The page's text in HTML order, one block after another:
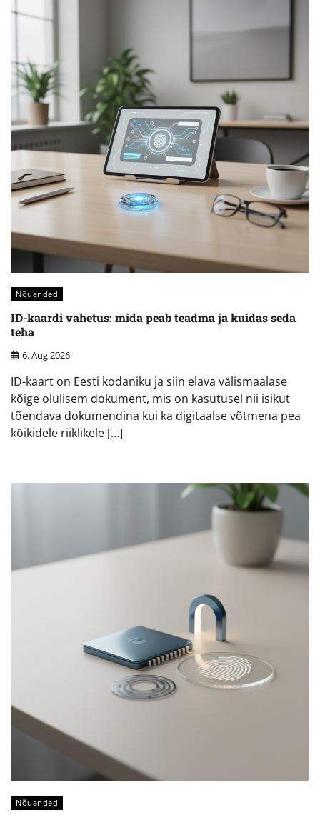
Nõuanded
ID-kaardi vahetus: mida peab teadma ja kuidas seda
teha
6. Aug 2026
ID-kaart on Eesti kodaniku ja siin elava välismaalase
kõige olulisem dokument, mis on kasutusel nii isikut
tõendava dokumendina kui ka digitaalse võtmena pea
kõikidele riiklikele […]
Nõuanded